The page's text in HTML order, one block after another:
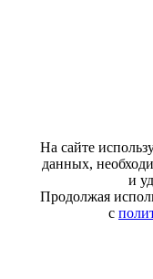
На сайте
данных,
и
Продолжая
с